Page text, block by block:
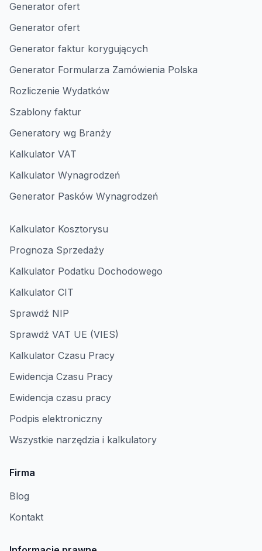
Generator ofert
Generator ofert
Generator faktur korygujących
Generator Formularza Zamówienia Polska
Rozliczenie Wydatków
Szablony faktur
Generatory wg Branży
Kalkulator VAT
Kalkulator Wynagrodzeń
Generator Pasków Wynagrodzeń
Kalkulator Kosztorysu
Prognoza Sprzedaży
Kalkulator Podatku Dochodowego
Kalkulator CIT
Sprawdź NIP
Sprawdź VAT UE (VIES)
Kalkulator Czasu Pracy
Ewidencja Czasu Pracy
Ewidencja czasu pracy
Podpis elektroniczny
Wszystkie narzędzia i kalkulatory
Firma
Blog
Kontakt